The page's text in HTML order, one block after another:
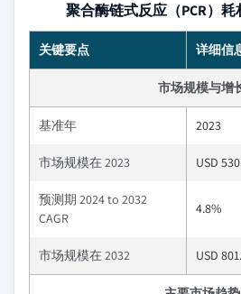
聚合酶链式反应（PCR）
关键要点 详细信
市场规模与增
基准年 2023
市场规模在 2023 USD
预测期 2024 to 2032
CAGR
4.8%
市场规模在 2032 USD